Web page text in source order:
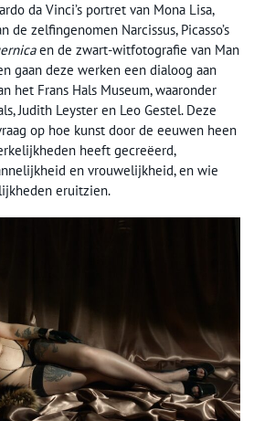
da Vinci’s portret van Mona Lisa,
de zelfingenomen Narcissus, Picasso’s
en de zwart-witfotografie van Man
gaan deze werken een dialoog aan
het Frans Hals Museum, waaronder
Judith Leyster en Leo Gestel. Deze
op hoe kunst door de eeuwen heen
heeft gecreëerd,
en vrouwelijkheid, en wie
eruitzien.